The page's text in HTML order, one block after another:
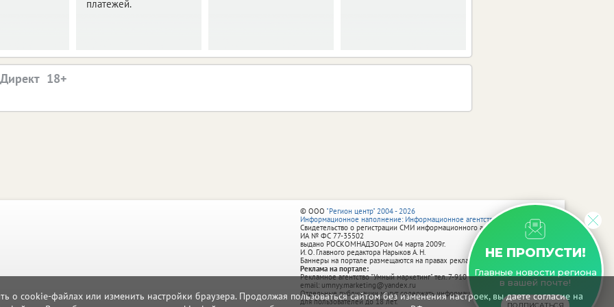
о cookie-файлах или изменить настройки браузера. Продолжая пользоваться сайтом без изменения настроек, вы даете согласие на
платежей.
НЕ ПРОПУСТИ!
Главные новости региона
в вашей почте!
© ООО "Регион центр" 2004 - 2026
Информационное наполнение: Информационное агентство vRossii.ru
Свидетельство о регистрации СМИ информационного агентства vRossii.ru
ИА № ФС 77‑35502
выдано РОСКОМНАДЗОРом 04 марта 2009г.
И. О. Главного редактора Нарыков А. Н.
Баннеры на портале размещаются на правах рекламы.
Реклама на портале:
Рекламное агентство "Умный маркетинг" тел. 7-910-267-70-40,
email: umnyy.marketing@yandex.ru
Отдельные публикации могут содержать информацию, не предназначенную
для пользователей до 18 лет.